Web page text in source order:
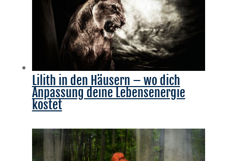
Lilith in den Häusern – wo dich
Anpassung deine Lebensenergie
kostet